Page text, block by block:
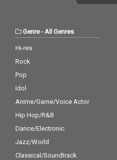
Genre-All Genres
Hi-res
Rock
Pop
Idol
Anime/Game/Voice Actor
Hip Hop/R&B
Dance/Electronic
Jazz/World
Classical/Soundtrack